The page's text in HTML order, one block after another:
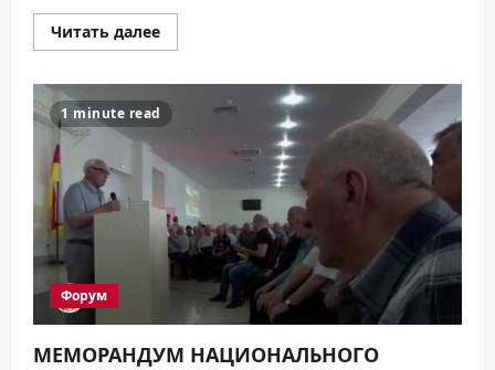
Читать далееПрочитать
больше
«АLANI»-
ЙЫ
МЕМОРАНДУМ
1 minute read
Форум
МЕМОРАНДУМ НАЦИОНАЛЬНОГО